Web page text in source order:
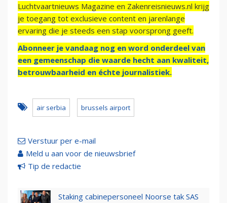
Luchtvaartnieuws Magazine en Zakenreisnieuws.nl krijg
je toegang tot exclusieve content en jarenlange
ervaring die je steeds een stap voorsprong geeft.
Abonneer je vandaag nog en word onderdeel van
een gemeenschap die waarde hecht aan kwaliteit,
betrouwbaarheid en échte journalistiek.
air serbia brussels airport
Verstuur per e-mail
Meld u aan voor de nieuwsbrief
Tip de redactie
Staking cabinepersoneel Noorse tak SAS